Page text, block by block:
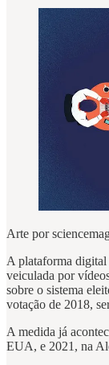
Arte por
A plataforma digital
veiculada por
sobre o sistema
votação de 2018,
A medida já
EUA, e 2021, na